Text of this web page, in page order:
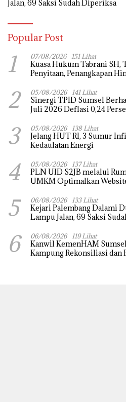
Jalan, 69 Saksi Sudah Diperiksa
Popular Post
1 07/08/2026 151 Lihat
‎Kuasa Hukum Tabrani SH,
Penyitaan, Penangkapan
Praperadilan
2 05/08/2026 141 Lihat
Sinergi TPID Sumsel
Juli 2026 Deflasi 0,24
3 05/08/2026 138 Lihat
Jelang HUT RI, 3 Sumur
Kedaulatan Energi
4 05/08/2026 137 Lihat
PLN UID S2JB melalui
UMKM Optimalkan
5 06/08/2026 133 Lihat
Kejari Palembang Dalami
Lampu Jalan, 69 Saksi
6 06/08/2026 119 Lihat
Kanwil KemenHAM
Kampung Rekonsiliasi dan